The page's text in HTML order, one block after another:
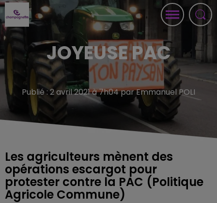
JOYEUSE PAC
Publié : 2 avril 2021 à 7h04 par Emmanuel POLI
Les agriculteurs mènent des
opérations escargot pour
protester contre la PAC (Politique
Agricole Commune)